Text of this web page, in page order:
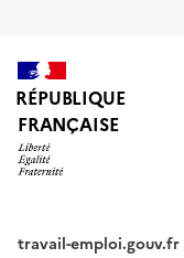
RÉPUBLIQUE
FRANÇAISE
travail-emploi.gouv.fr